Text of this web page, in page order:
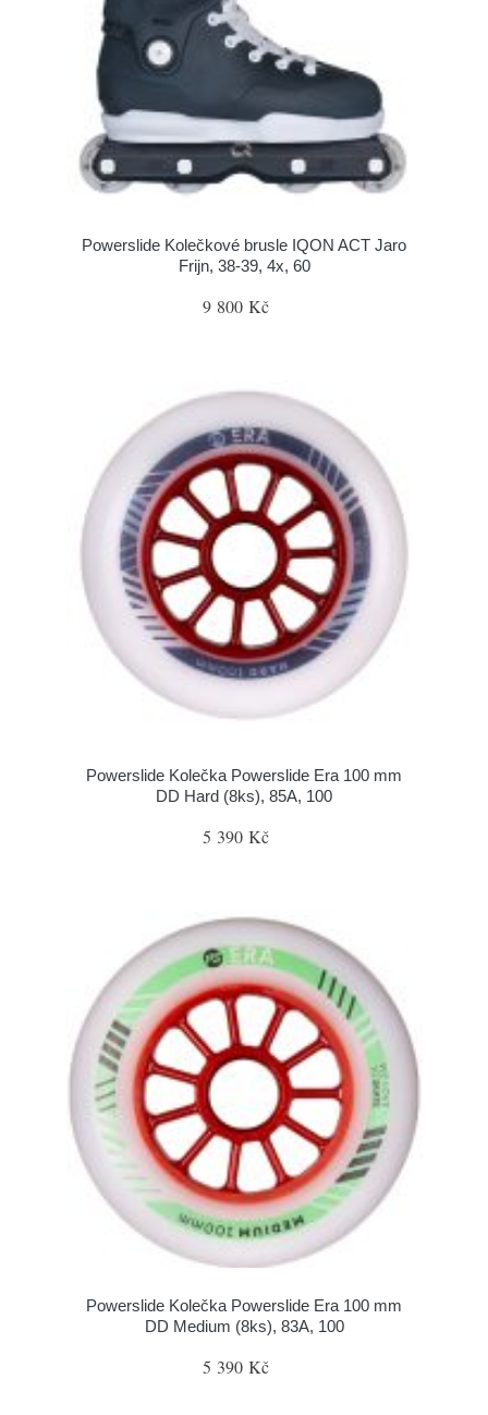
Powerslide Kolečkové brusle IQON ACT Jaro
Frijn, 38-39, 4x, 60
9 800 Kč
Powerslide Kolečka Powerslide Era 100 mm
DD Hard (8ks), 85A, 100
5 390 Kč
Powerslide Kolečka Powerslide Era 100 mm
DD Medium (8ks), 83A, 100
5 390 Kč